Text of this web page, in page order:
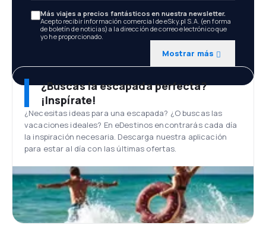
Más viajes a precios fantásticos en nuestra newsletter.
Acepto recibir información comercial de eSky.pl S.A. (en forma
de boletín de noticias) a la dirección de correo electrónico que
yo he proporcionado.
Mostrar más
¿Buscas la escapada perfecta?
¡Inspírate!
¿Necesitas ideas para una escapada? ¿O buscas las
vacaciones ideales? En eDestinos encontrarás cada día
la inspiración necesaria. Descarga nuestra aplicación
para estar al día con las últimas ofertas.